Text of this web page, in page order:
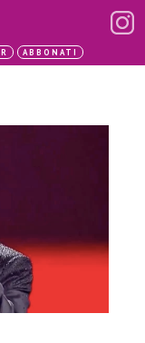
ABBONATI